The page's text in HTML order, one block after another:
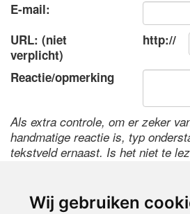
Wij gebruiken
E-mail:
URL: (niet
verplicht)
http://
Reactie/opmerking
Als extra controle, om er zeker
handmatige reactie is, typ
tekstveld ernaast. Is het niet te